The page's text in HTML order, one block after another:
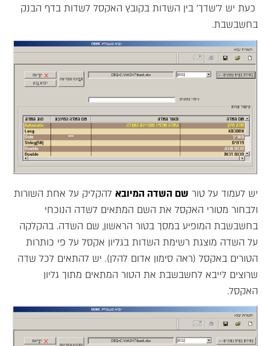
כעת יש ל'שדך' בין השדות בקובץ האקסל לשדות בדף הבנק
בחשבשבת.
יש לעמוד על טור שם השדה המיובא להקליק על אחת השורות
ולבחור מטורי האקסל את השם המתאים לשדה הנוכחי
בחשבשבת המופיע במסך בטור הראשון, שם השדה. בהקלקה
על השדה מוצגת רשימת השדות בגליון אקסל על פי כותרות
הטורים באקסל (ראה סימון אדום להלן). יש להתאים לכל שדה
שרוצים לייבא לחשבשבת את הטור המתאים מתוך גליון
האקסל.